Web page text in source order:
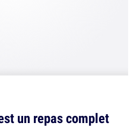
un repas complet